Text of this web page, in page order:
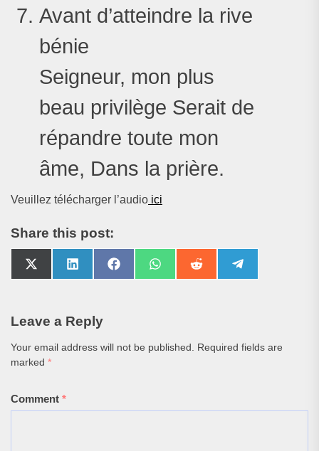
Avant d’atteindre la rive
bénie
Seigneur, mon plus
beau privilège Serait de
répandre toute mon
âme, Dans la prière.
Veuillez télécharger l’audio ici
Share this post:
Share
on
Share
on
Share
on
Share
on
Share
on
Share
on
Leave a Reply
Your email address will not be published.
Required fields are
marked *
Comment *